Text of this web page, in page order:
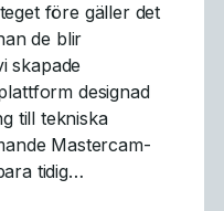
före gäller det
de blir
skapade
designad
till tekniska
Mastercam-
tidig…